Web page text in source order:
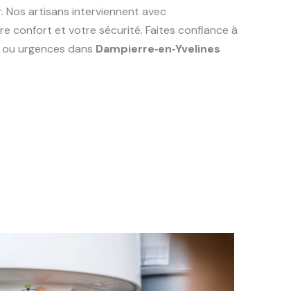
Nos artisans interviennent avec
confort et votre sécurité. Faites confiance à
urgences dans Dampierre‑en‑Yvelines